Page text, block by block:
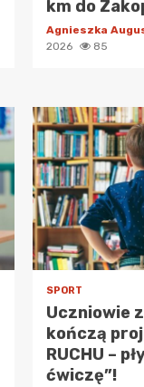
km do
Agnieszka
2026
85
SPORT
Uczniowie
kończą
RUCHU –
ćwiczę”!